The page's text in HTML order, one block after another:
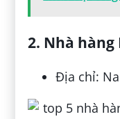
2. Nhà hàng
Địa chỉ: